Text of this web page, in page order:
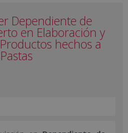
Dependiente de
en Elaboración y
hechos a